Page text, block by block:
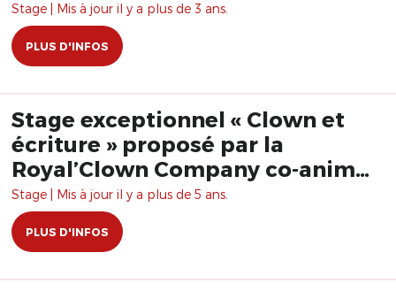
Stage | Mis à jour il y a plus de 3 ans.
PLUS D'INFOS
Stage exceptionnel « Clown et
écriture » proposé par la
Royal’Clown Company co-animé
par Hervé Langlois et Bruno
Krief
Stage | Mis à jour il y a plus de 5 ans.
PLUS D'INFOS